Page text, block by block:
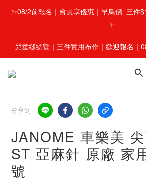
✨08/2前報名｜會員享優惠｜早鳥價  三件
✨
兒童縫紉營｜三件實用布作｜歡迎報名｜
分享到
JANOME 車樂美
ST 亞麻針 原廠 家
號